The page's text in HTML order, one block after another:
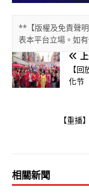
**【版權及免責聲
表本平台立場。如
【
化节
【重播
相關新聞